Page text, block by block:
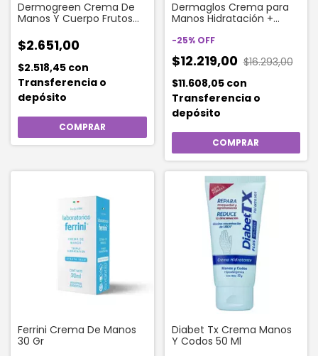
Dermogreen Crema De
Manos Y Cuerpo Frutos
$2.651,00
$2.518,45 con
Transferencia o
depósito
Dermaglos Crema para
Manos Hidratación +
-25% OFF
$12.219,00 $16.293,00
$11.608,05 con
Transferencia o
depósito
Ferrini Crema De Manos
30 Gr
Diabet Tx Crema Manos
Y Codos 50 Ml